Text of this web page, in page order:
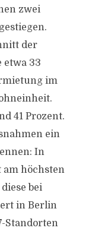
zwei
der
etwa 33
im
41 Prozent.
ein
In
höchsten
bei
in Berlin
Standorten